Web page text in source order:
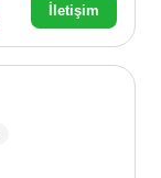
İletişim